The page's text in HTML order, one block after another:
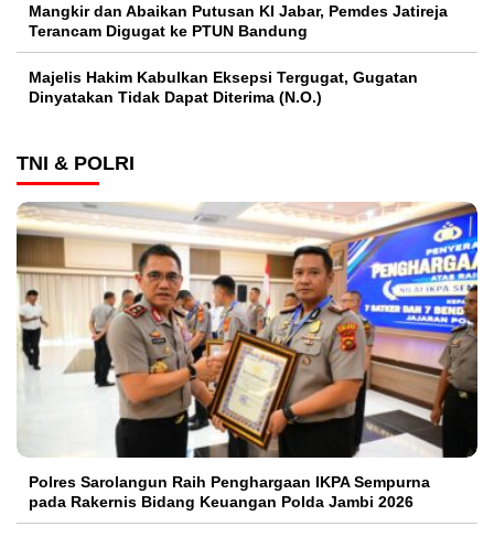
Mangkir dan Abaikan Putusan KI Jabar, Pemdes Jatireja
Terancam Digugat ke PTUN Bandung
Majelis Hakim Kabulkan Eksepsi Tergugat, Gugatan
Dinyatakan Tidak Dapat Diterima (N.O.)
TNI & POLRI
Polres Sarolangun Raih Penghargaan IKPA Sempurna
pada Rakernis Bidang Keuangan Polda Jambi 2026